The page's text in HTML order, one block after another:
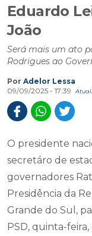
Eduardo
João
Será mais um ato
Rodrigues ao
Por Adelor Lessa
09/09/2025 - 17:39
O presidente
secretáro de
governadores
Presidência da
Grande do Sul,
PSD, quinta-feira,